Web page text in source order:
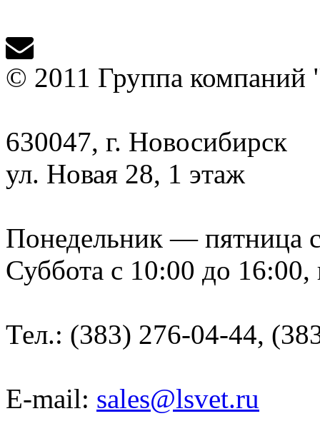
© 2011 Группа
630047, г. Новосибирск
ул. Новая 28, 1 этаж
Понедельник — пятница
Суббота с 10:00 до
Тел.: (383) 276-04-44,
E-mail: sales@lsvet.ru